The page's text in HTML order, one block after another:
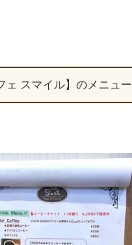
ェ スマイル】のメニュー